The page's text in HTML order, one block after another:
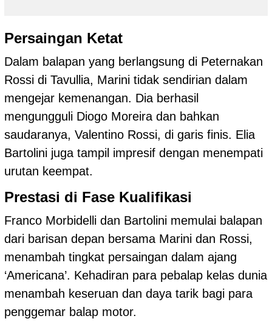
Persaingan Ketat
Dalam balapan yang berlangsung di Peternakan
Rossi di Tavullia, Marini tidak sendirian dalam
mengejar kemenangan. Dia berhasil
mengungguli Diogo Moreira dan bahkan
saudaranya, Valentino Rossi, di garis finis. Elia
Bartolini juga tampil impresif dengan menempati
urutan keempat.
Prestasi di Fase Kualifikasi
Franco Morbidelli dan Bartolini memulai balapan
dari barisan depan bersama Marini dan Rossi,
menambah tingkat persaingan dalam ajang
‘Americana’. Kehadiran para pebalap kelas dunia
menambah keseruan dan daya tarik bagi para
penggemar balap motor.